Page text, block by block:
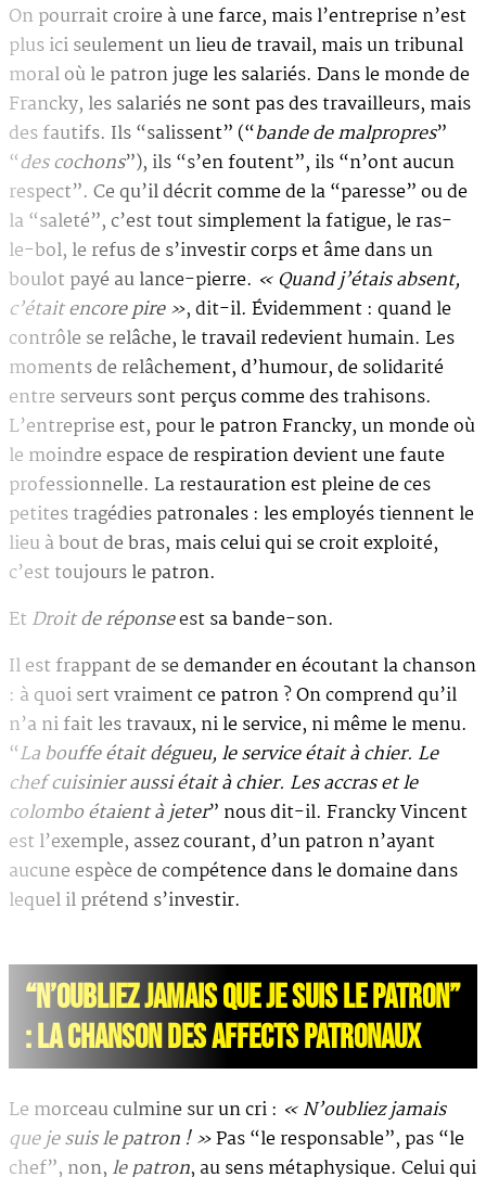
On pourrait croire à une farce, mais l’entreprise n’est
plus ici seulement un lieu de travail, mais un tribunal
moral où le patron juge les salariés. Dans le monde de
Francky, les salariés ne sont pas des travailleurs, mais
des fautifs. Ils “salissent” (“bande de malpropres”
“des cochons”), ils “s’en foutent”, ils “n’ont aucun
respect”. Ce qu’il décrit comme de la “paresse” ou de
la “saleté”, c’est tout simplement la fatigue, le ras-
le-bol, le refus de s’investir corps et âme dans un
boulot payé au lance-pierre. « Quand j’étais absent,
c’était encore pire », dit-il. Évidemment : quand le
contrôle se relâche, le travail redevient humain. Les
moments de relâchement, d’humour, de solidarité
entre serveurs sont perçus comme des trahisons.
L’entreprise est, pour le patron Francky, un monde où
le moindre espace de respiration devient une faute
professionnelle. La restauration est pleine de ces
petites tragédies patronales : les employés tiennent le
lieu à bout de bras, mais celui qui se croit exploité,
c’est toujours le patron.
Et Droit de réponseest sa bande-son.
Il est frappant de se demander en écoutant la chanson
: à quoi sert vraiment ce patron ? On comprend qu’il
n’a ni fait les travaux, ni le service, ni même le menu.
“La bouffe était dégueu, le service était à chier. Le
chef cuisinier aussi était à chier. Les accras et le
colombo étaient à jeter” nous dit-il. Francky Vincent
est l’exemple, assez courant, d’un patron n’ayant
aucune espèce de compétence dans le domaine dans
lequel il prétend s’investir.
“N’OUBLIEZ JAMAIS QUE JE SUIS LE PATRON”
: LA CHANSON DES AFFECTS PATRONAUX
Le morceau culmine sur un cri : « N’oubliez jamais
que je suis le patron ! »Pas “le responsable”, pas “le
chef”, non, le patron, au sens métaphysique. Celui qui